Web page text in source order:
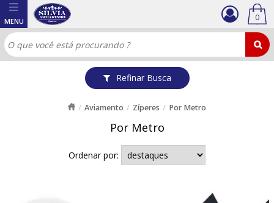
Refinar Busca
0
Aviamento Zíperes Por Metro
Por Metro
Ordenar por: